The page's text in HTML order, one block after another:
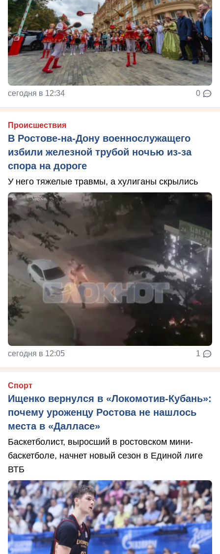
сегодня в 12:34 0
Происшествия
В Ростове-на-Дону военнослужащего
избили железной трубой ночью из-за
спора на дороге
У него тяжелые травмы, а хулиганы скрылись
сегодня в 12:05 1
Спорт
Ищенко вернулся в «Локомотив-Кубань»:
почему уроженцу Ростова не нашлось
места в «Далласе»
Баскетболист, выросший в ростовском мини-
баскетболе, начнет новый сезон в Единой лиге
ВТБ